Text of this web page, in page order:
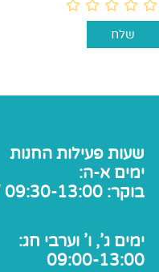
שעות פעילות החנות
ימים א-ה:
בוקר: 09:30-13:00 / אחה"צ: 16:30-19:00
ימים ג', ו' וערבי חג:
09:00-13:00